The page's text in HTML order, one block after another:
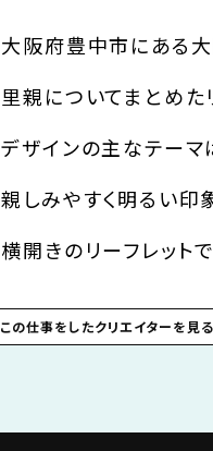
大阪府豊中市にある
里親についてまとめた
デザインの主なテーマ
親しみやすく明るい印
横開きのリーフレット
この仕事をしたクリエイターを見る